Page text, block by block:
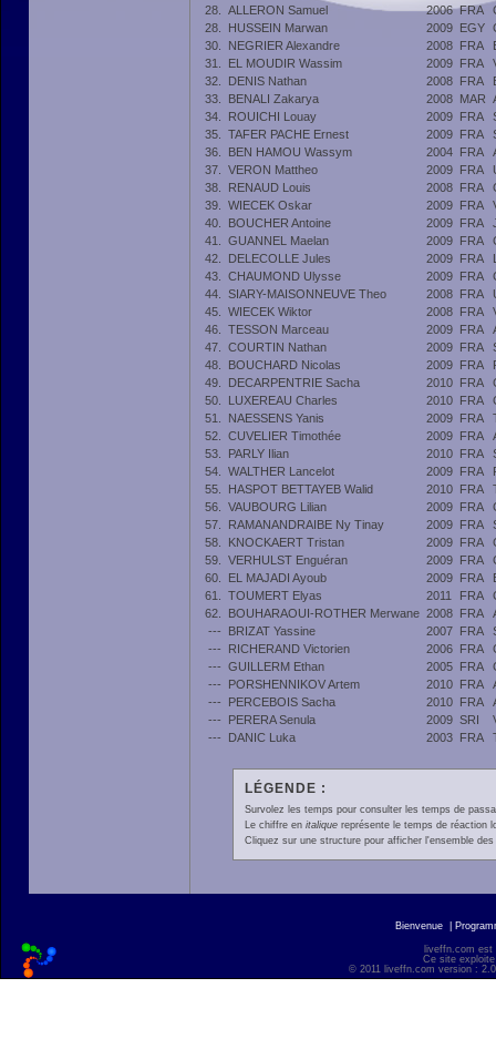
28.
ALLERON Samuel 2006 FRA
28.
HUSSEIN Marwan 2009 EGY
30.
NEGRIER Alexandre 2008 FRA
31.
EL MOUDIR Wassim 2009 FRA
32.
DENIS Nathan 2008 FRA
33.
BENALI Zakarya 2008 MAR
34.
ROUICHI Louay 2009 FRA
35.
TAFER PACHE Ernest 2009 FRA
36.
BEN HAMOU Wassym 2004 FRA
37.
VERON Mattheo 2009 FRA
38.
RENAUD Louis 2008 FRA
39.
WIECEK Oskar 2009 FRA
40.
BOUCHER Antoine 2009 FRA
41.
GUANNEL Maelan 2009 FRA
42.
DELECOLLE Jules 2009 FRA
43.
CHAUMOND Ulysse 2009 FRA
44.
SIARY-MAISONNEUVE Theo 2008 FRA
45.
WIECEK Wiktor 2008 FRA
46.
TESSON Marceau 2009 FRA
47.
COURTIN Nathan 2009 FRA
48.
BOUCHARD Nicolas 2009 FRA
49.
DECARPENTRIE Sacha 2010 FRA
50.
LUXEREAU Charles 2010 FRA
51.
NAESSENS Yanis 2009 FRA
52.
CUVELIER Timothée 2009 FRA
53.
PARLY Ilian 2010 FRA
54.
WALTHER Lancelot 2009 FRA
55.
HASPOT BETTAYEB Walid 2010 FRA
56.
VAUBOURG Lilian 2009 FRA
57.
RAMANANDRAIBE Ny Tinay 2009 FRA
58.
KNOCKAERT Tristan 2009 FRA
59.
VERHULST Enguéran 2009 FRA
60.
EL MAJADI Ayoub 2009 FRA
61.
TOUMERT Elyas 2011 FRA
62.
BOUHARAOUI-ROTHER Merwane 2008 FRA
---
BRIZAT Yassine 2007 FRA
---
RICHERAND Victorien 2006 FRA
--- GUILLERM Ethan 2005 FRA
---
PORSHENNIKOV Artem 2010 FRA
---
PERCEBOIS Sacha 2010 FRA
---
PERERA Senula 2009 SRI
---
DANIC Luka 2003 FRA
LÉGENDE :
Survolez les temps pour consulter les temps de
Le chiffre en italiquereprésente le temps de réaction
Cliquez sur une structure pour afficher l'ensemble
Bienvenue
liveffn.com est
Ce site
© 2011 liveffn.com version :